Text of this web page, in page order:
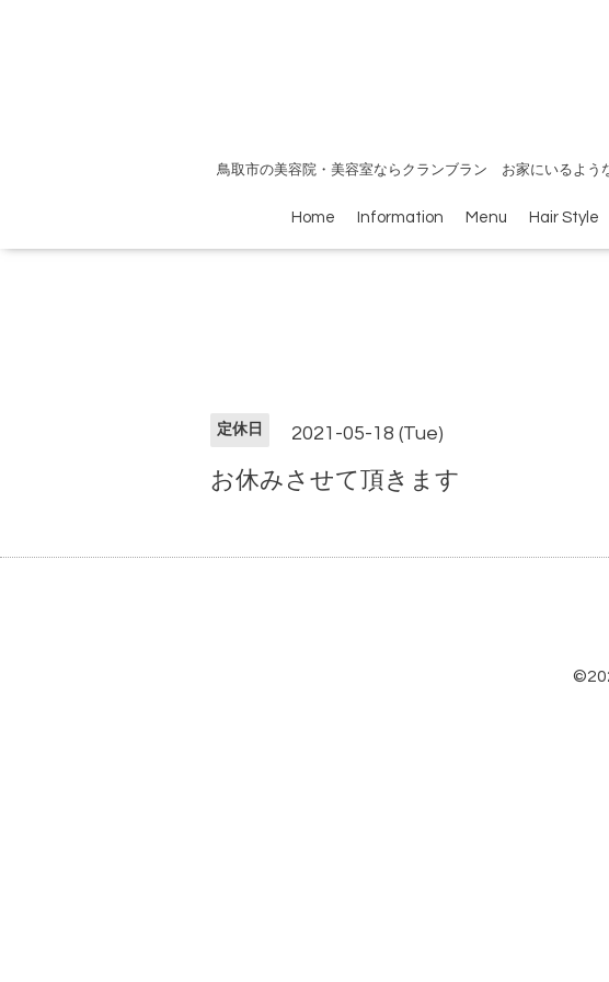
鳥取市の美容院・美容室ならクランブラン お家にいるよう
Home Information Menu Hair Style
定休日 2021-05-18 (Tue)
お休みさせて頂きます